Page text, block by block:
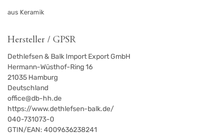
aus Keramik
Hersteller / GPSR
Dethlefsen & Balk Import Export GmbH
Hermann-Wüsthof-Ring 16
21035 Hamburg
Deutschland
office@db-hh.de
https://www.dethlefsen-balk.de/
040-731073-0
GTIN/EAN: 4009636238241